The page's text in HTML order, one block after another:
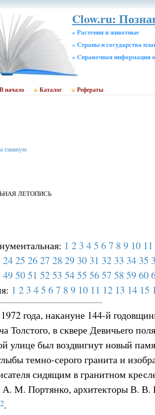
Clow.ru:
» Растения и животные
» Страны и государства
» Cправочная информация
В начало Каталог Рефераты
главную
ЛЕТОПИСЬ
1 2 3 4 5 6 7 8 9 10 11
24 25 26 27 28 29 30 31 32 33 34 35
49 50 51 52 53 54 55 56 57 58 59 60
1 2 3 4 5 6 7 8 9 10 11 12 13 14 15
1972 года, накануне 144-й
Толстого, в сквере Девичьего
улице был воздвигнут новый
темно-серого гранита и
сидящим в гранитном
А. М. Портянко, архитекторы В. В.
.